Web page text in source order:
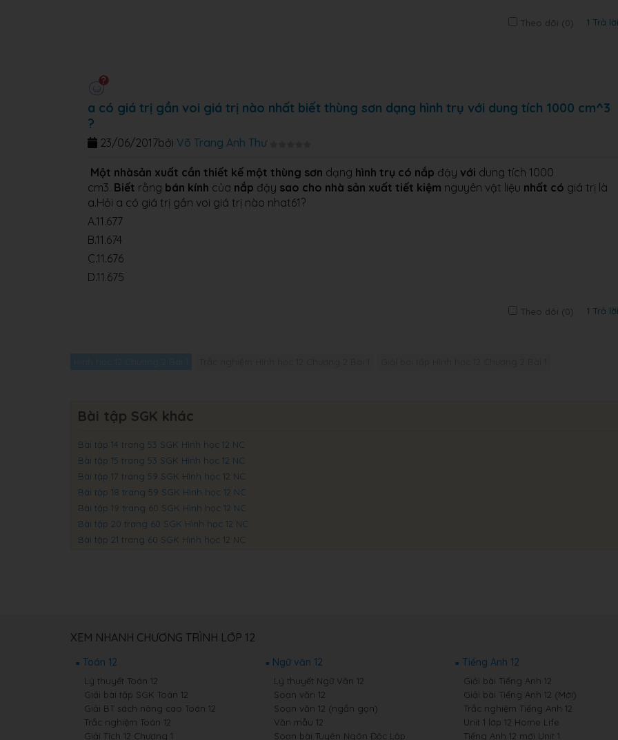
Theo dõi (0) 1 Trả lời
a có giá trị gần voi giá trị nào nhất biết thùng sơn dạng hình trụ với dung tích 1000 cm^3
?
bởi Võ Trang Anh Thư
23/06/2017
Một nhàsản xuất cần thiết kế một thùng sơn dạng hình trụ có nắp đậy với dung tích 1000
cm3. Biết rằng bán kính của nắp đậy sao cho nhà sản xuất tiết kiệm nguyên vật liệu nhất có giá trị là
a.Hỏi a có giá trị gần voi giá trị nào nhat61?
​A.11.677
B.11.674
C.11.676
D.11.675
Theo dõi (0) 1 Trả lời
Bài tập SGK khác
Bài tập 14 trang 53 SGK Hình học 12 NC
Bài tập 15 trang 53 SGK Hình học 12 NC
Bài tập 17 trang 59 SGK Hình học 12 NC
Bài tập 18 trang 59 SGK Hình học 12 NC
Bài tập 19 trang 60 SGK Hình học 12 NC
Bài tập 20 trang 60 SGK Hình học 12 NC
Bài tập 21 trang 60 SGK Hình học 12 NC
XEM NHANH CHƯƠNG TRÌNH LỚP 12
Toán 12
Lý thuyết Toán 12
Giải bài tập SGK Toán 12
Giải BT sách nâng cao Toán 12
Trắc nghiệm Toán 12
Giải Tích 12 Chương 1
Ngữ văn 12
Lý thuyết Ngữ Văn 12
Soạn văn 12
Soạn văn 12 (ngắn gọn)
Văn mẫu 12
Soạn bài Tuyên Ngôn Độc Lập
Tiếng Anh 12
Giải bài Tiếng Anh 12
Giải bài Tiếng Anh 12 (Mới)
Trắc nghiệm Tiếng Anh 12
Unit 1 lớp 12 Home Life
Tiếng Anh 12 mới Unit 1